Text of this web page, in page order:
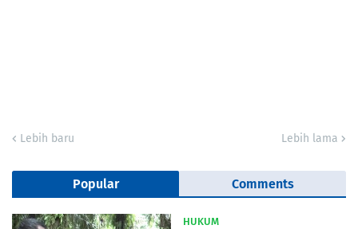
Lebih baru Lebih lama
Popular Comments
HUKUM